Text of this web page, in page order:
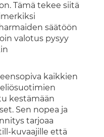
Tämä tekee siitä
säätöön
valotus pysyy
kaikkien
kestämään
Sen nopea ja
tarjoaa
kuvaajille että